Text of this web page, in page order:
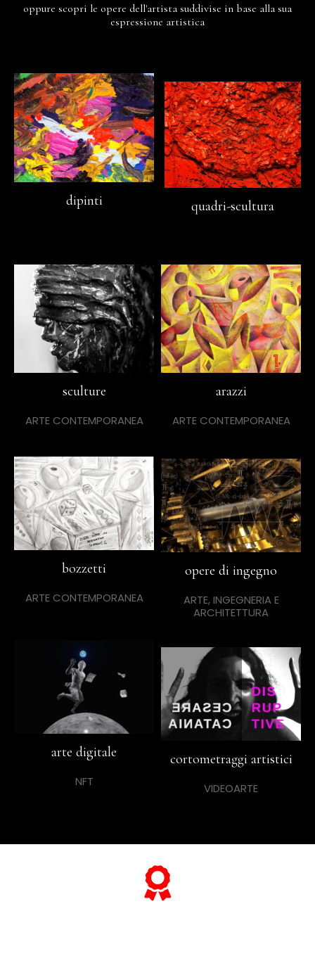
oppure scopri le opere dell'artista suddivise in base alla sua
espressione artistica
dipinti quadri-scultura
sculture
ARTE CONTEMPORANEA
arazzi
ARTE CONTEMPORANEA
bozzetti
ARTE CONTEMPORANEA
opere di ingegno
ARTE, INGEGNERIA E
ARCHITETTURA
arte digitale
NFT
cortometraggi artistici
VIDEOARTE